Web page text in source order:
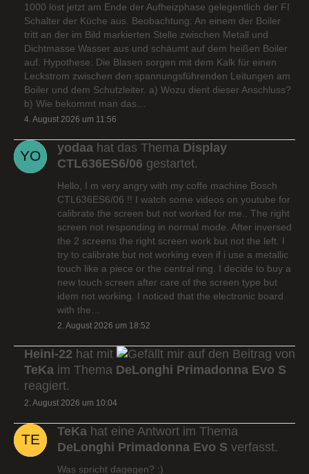
1000 löst jetzt am Ende der Aufheizphase gelegentlich der FI
Schalter der Küche aus. Beobachtung: An einem der Boiler
tritt an der im Bild markierten Stelle zwischen Metall und
Dichtmasse Wasser aus und schäumt auf dem heißen Boiler
auf. Hypothese: Die Blasen sorgen mit dem Kalk für einen
Leckstrom zwischen den spannungsführenden Leitungen am
Boiler und dem Schutzleiter. a) Wozu dient dieser Anschluss?
b) Wie bekommt man das…
4. August 2026 um 11:56
yodaa hat das Thema Display
CTL636ES6/06 gestartet.
Hello, I m very angry with my coffe machine Bosch
CTL636ES6/06 !! I watch some videos on youtube for
calibrate the screen but not worked for me.. The right
screen not responding in normal mode. After inversed
the 2 screens the right screen work but not the left. I
try to calibrate but not working even if i use a metallic
touch like a piece or the central ring. I decide to buy a
new touch screen after care of the screen type but
idem not working. I noticed that the electronic board
with the…
2. August 2026 um 18:52
Heini-22 hat mit
auf den Beitrag von
TeKa im Thema DeLonghi Primadonna Evo S
reagiert.
2. August 2026 um 10:04
TeKa hat eine Antwort im Thema
DeLonghi Primadonna Evo S verfasst.
Was spricht dagegen? :)